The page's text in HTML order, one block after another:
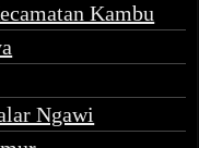
Kambu
Ngawi